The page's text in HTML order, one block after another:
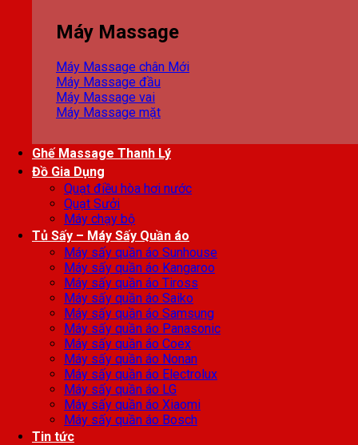
Máy Massage
Máy Massage chân
Máy Massage đầu
Máy Massage vai
Máy Massage mặt
Ghế Massage Thanh Lý
Đồ Gia Dụng
Quạt điều hòa hơi nước
Quạt Sưởi
Máy chạy bộ
Tủ Sấy – Máy Sấy Quần áo
Máy sấy quần áo Sunhouse
Máy sấy quần áo Kangaroo
Máy sấy quần áo Tiross
Máy sấy quần áo Saiko
Máy sấy quần áo Samsung
Máy sấy quần áo Panasonic
Máy sấy quần áo Coex
Máy sấy quần áo Nonan
Máy sấy quần áo Electrolux
Máy sấy quần áo LG
Máy sấy quần áo Xiaomi
Máy sấy quần áo Bosch
Tin tức